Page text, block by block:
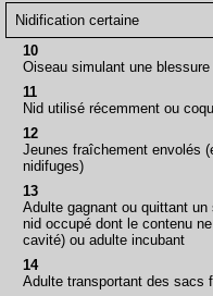
Nidification certaine
10
Oiseau simulant une
11
Nid utilisé récemment ou
12
Jeunes fraîchement envolés
nidifuges)
13
Adulte gagnant ou quittant
nid occupé dont le contenu
cavité) ou adulte incubant
14
Adulte transportant des sacs